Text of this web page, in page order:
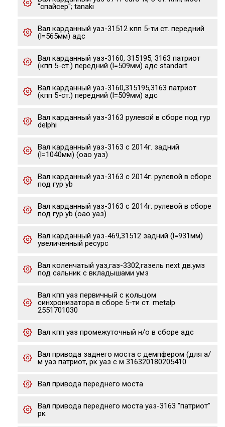
"спайсер"; tanaki
Вал карданный уаз-31512 кпп 5-ти ст. передний
(l=565мм) адс
Вал карданный уаз-3160, 315195, 3163 патриот
(кпп 5-ст.) передний (l=509мм) адс standart
Вал карданный уаз-3160,315195,3163 патриот
(кпп 5-ст.) передний (l=509мм) адс
Вал карданный уаз-3163 рулевой в сборе под гур
delphi
Вал карданный уаз-3163 с 2014г. задний
(l=1040мм) (оао уаз)
Вал карданный уаз-3163 с 2014г. рулевой в сборе
под гур yb
Вал карданный уаз-3163 с 2014г. рулевой в сборе
под гур yb (оао уаз)
Вал карданный уаз-469,31512 задний (l=931мм)
увеличенный ресурс
Вал коленчатый уаз,газ-3302,газель next дв.умз
под сальник с вкладышами умз
Вал кпп уаз первичный с кольцом
синхронизатора в сборе 5-ти ст. metalp
2551701030
Вал кпп уаз промежуточный н/о в сборе адс
Вал привода заднего моста с демпфером (для а/
м уаз патриот, рк уаз с м 316320180205410
Вал привода переднего моста
Вал привода переднего моста уаз-3163 "патриот"
рк